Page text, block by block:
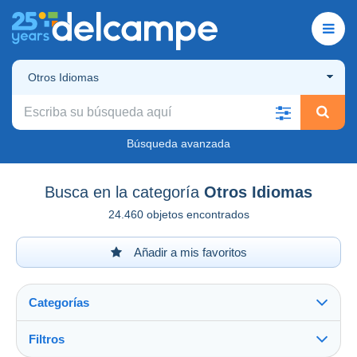
Otros Idiomas
Búsqueda avanzada
Busca en la categoría Otros Idiomas
24.460 objetos encontrados
Añadir a mis favoritos
Categorías
Filtros